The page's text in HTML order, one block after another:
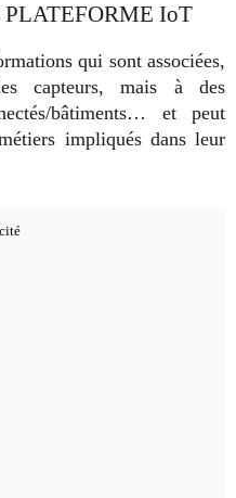
IoT
qui sont associées,
capteurs, mais à des
bâtiments… et peut
impliqués dans leur